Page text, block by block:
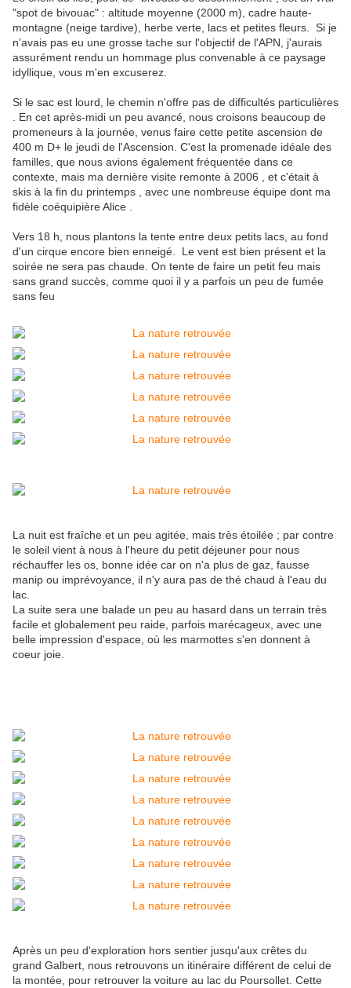
"spot de bivouac" : altitude moyenne (2000 m), cadre haute-
montagne (neige tardive), herbe verte, lacs et petites fleurs. Si je
n'avais pas eu une grosse tache sur l'objectif de l'APN, j'aurais
assurément rendu un hommage plus convenable à ce paysage
idyllique, vous m'en excuserez.
Si le sac est lourd, le chemin n'offre pas de difficultés particulières
. En cet après-midi un peu avancé, nous croisons beaucoup de
promeneurs à la journée, venus faire cette petite ascension de
400 m D+ le jeudi de l'Ascension. C'est la promenade idéale des
familles, que nous avions également fréquentée dans ce
contexte, mais ma dernière visite remonte à 2006 , et c'était à
skis à la fin du printemps , avec une nombreuse équipe dont ma
fidèle coéquipière Alice .
Vers 18 h, nous plantons la tente entre deux petits lacs, au fond
d'un cirque encore bien enneigé. Le vent est bien présent et la
soirée ne sera pas chaude. On tente de faire un petit feu mais
sans grand succès, comme quoi il y a parfois un peu de fumée
sans feu
La nuit est fraîche et un peu agitée, mais très étoilée ; par contre
le soleil vient à nous à l'heure du petit déjeuner pour nous
réchauffer les os, bonne idée car on n'a plus de gaz, fausse
manip ou imprévoyance, il n'y aura pas de thé chaud à l'eau du
lac.
La suite sera une balade un peu au hasard dans un terrain très
facile et globalement peu raide, parfois marécageux, avec une
belle impression d'espace, où les marmottes s'en donnent à
coeur joie.
Après un peu d'exploration hors sentier jusqu'aux crêtes du
grand Galbert, nous retrouvons un itinéraire différent de celui de
la montée, pour retrouver la voiture au lac du Poursollet. Cette